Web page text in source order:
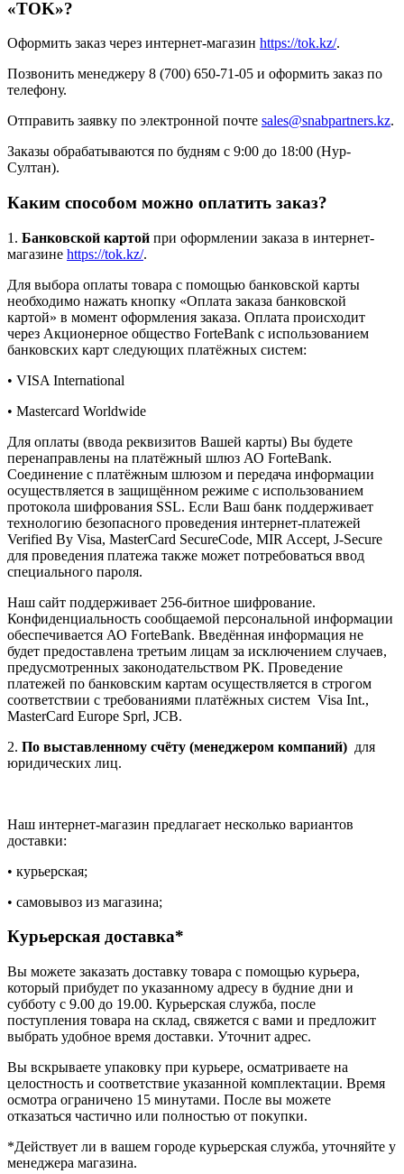
«TOK»?
Оформить заказ через интернет-магазин https://tok.kz/.
Позвонить менеджеру 8 (700) 650-71-05 и оформить заказ по
телефону.
Отправить заявку по электронной почте sales@snabpartners.kz.
Заказы обрабатываются по будням с 9:00 до 18:00 (Нур-
Султан).
Каким способом можно оплатить заказ?
1. Банковской картой при оформлении заказа в интернет-
магазине https://tok.kz/.
Для выбора оплаты товара с помощью банковской карты
необходимо нажать кнопку «Оплата заказа банковской
картой» в момент оформления заказа. Оплата происходит
через Акционерное общество ForteBank с использованием
банковских карт следующих платёжных систем:
• VISA International
• Mastercard Worldwide
Для оплаты (ввода реквизитов Вашей карты) Вы будете
перенаправлены на платёжный шлюз АО ForteBank.
Соединение с платёжным шлюзом и передача информации
осуществляется в защищённом режиме с использованием
протокола шифрования SSL. Если Ваш банк поддерживает
технологию безопасного проведения интернет-платежей
Verified By Visa, MasterCard SecureCode, MIR Accept, J-Secure
для проведения платежа также может потребоваться ввод
специального пароля.
Наш сайт поддерживает 256-битное шифрование.
Конфиденциальность сообщаемой персональной информации
обеспечивается АО ForteBank. Введённая информация не
будет предоставлена третьим лицам за исключением случаев,
предусмотренных законодательством РК. Проведение
платежей по банковским картам осуществляется в строгом
соответствии с требованиями платёжных систем Visa Int.,
MasterCard Europe Sprl, JCB.
2. По выставленному счёту (менеджером компаний) для
юридических лиц.
Наш интернет-магазин предлагает несколько вариантов
доставки:
• курьерская;
• самовывоз из магазина;
Курьерская доставка*
Вы можете заказать доставку товара с помощью курьера,
который прибудет по указанному адресу в будние дни и
субботу с 9.00 до 19.00. Курьерская служба, после
поступления товара на склад, свяжется с вами и предложит
выбрать удобное время доставки. Уточнит адрес.
Вы вскрываете упаковку при курьере, осматриваете на
целостность и соответствие указанной комплектации. Время
осмотра ограничено 15 минутами. После вы можете
отказаться частично или полностью от покупки.
*Действует ли в вашем городе курьерская служба, уточняйте у
менеджера магазина.